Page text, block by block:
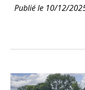
Publié le 10/12/